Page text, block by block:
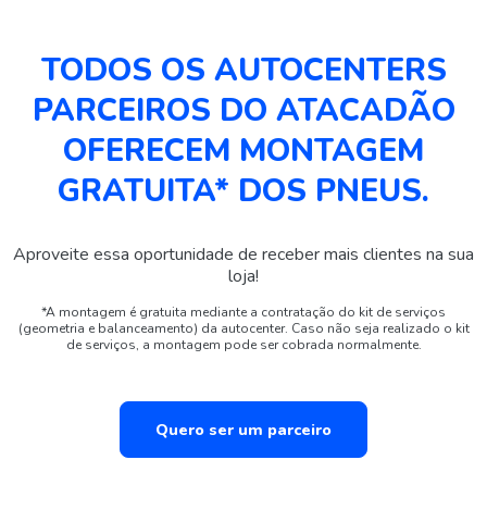
TODOS OS AUTOCENTERS
PARCEIROS DO ATACADÃO
OFERECEM MONTAGEM
GRATUITA* DOS PNEUS.
Aproveite essa oportunidade de receber mais clientes na sua
loja!
*A montagem é gratuita mediante a contratação do kit de serviços
(geometria e balanceamento) da autocenter. Caso não seja realizado o kit
de serviços, a montagem pode ser cobrada normalmente.
Quero ser um parceiro